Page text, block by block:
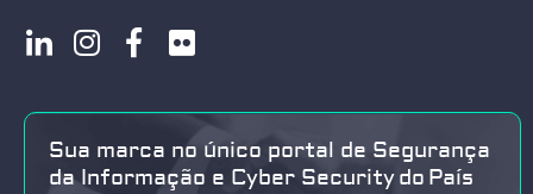
Sua marca no único portal de Segurança
da Informação e Cyber Security do País